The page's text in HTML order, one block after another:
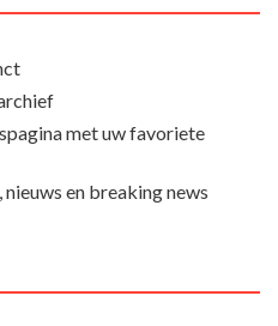
met uw favoriete
en breaking news